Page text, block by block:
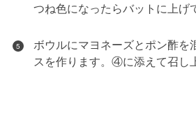
つね色になったらバットに上げ
5
ボウルにマヨネーズとポン酢を
スを作ります。④に添えて召し